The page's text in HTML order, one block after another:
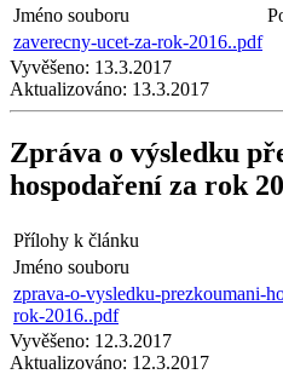
Jméno souboru
zaverecny-ucet-za-rok-2016..pdf
Vyvěšeno: 13.3.2017
Aktualizováno: 13.3.2017
Zpráva o výsledku
hospodaření za rok
Přílohy k článku
Jméno souboru
zprava-o-vysledku-prezkoumani-
rok-2016..pdf
Vyvěšeno: 12.3.2017
Aktualizováno: 12.3.2017